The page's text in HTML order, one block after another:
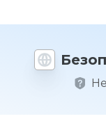
оценили
сайт от
1 до 5?